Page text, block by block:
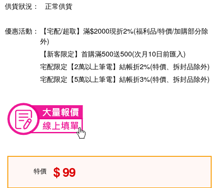
供貨狀況： 正常供貨
優惠活動：
【宅配/超取】滿$2000現折2%(福利品/特價/加購部分除
外)
【新客限定】首購滿500送500(次月10日前匯入)
宅配限定【2萬以上筆電】結帳折2%(特價、拆封品除外)
宅配限定【5萬以上筆電】結帳折3%(特價、拆封品除外)
特價 99